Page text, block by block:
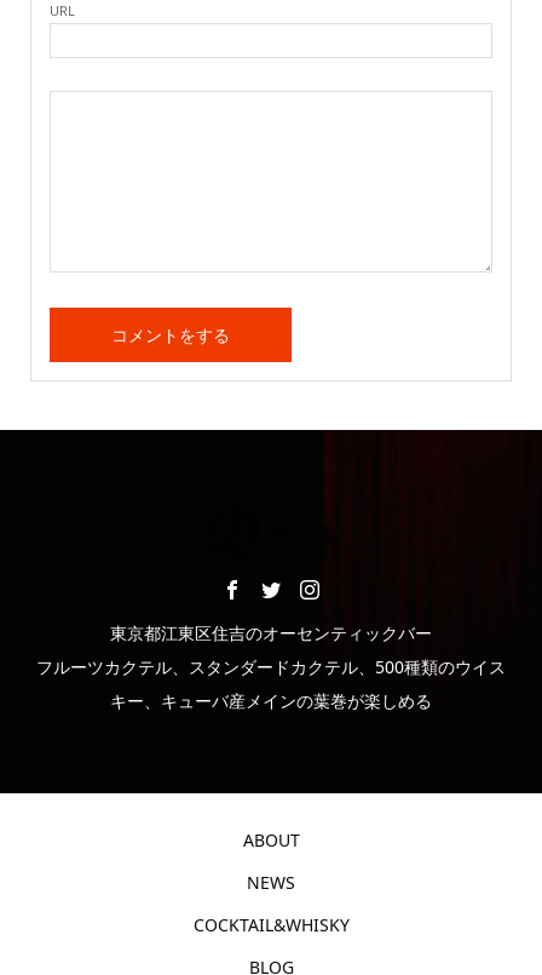
URL
東京都江東区住吉のオーセンティックバー
フルーツカクテル、スタンダードカクテル、500種類のウイス
キー、キューバ産メインの葉巻が楽しめる
ABOUT
NEWS
COCKTAIL&WHISKY
BLOG